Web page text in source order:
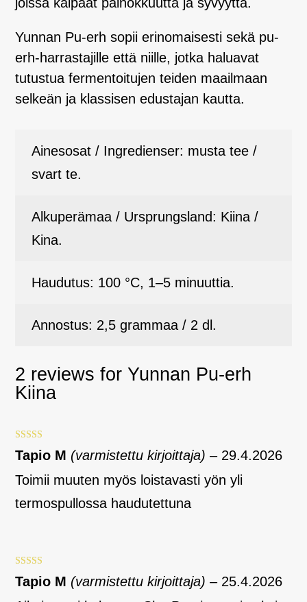
Yunnan Pu-erh sopii erinomaisesti sekä pu-
erh-harrastajille että niille, jotka haluavat
tutustua fermentoitujen teiden maailmaan
selkeän ja klassisen edustajan kautta.
Ainesosat / Ingredienser: musta tee /
svart te.
Alkuperämaa / Ursprungsland: Kiina /
Kina.
Haudutus: 100 °C, 1–5 minuuttia.
Annostus: 2,5 grammaa / 2 dl.
2 reviews forYunnan Pu-erh
Kiina
Arvostelu
tuotteesta:5
Tapio M (varmistettu kirjoittaja) – 29.4.2026
Toimii muuten myös loistavasti yön yli
termospullossa haudutettuna
Arvostelu
tuotteesta:5
Tapio M (varmistettu kirjoittaja) – 25.4.2026